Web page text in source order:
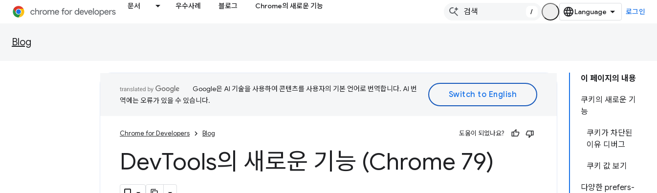
문서 우수사례 블로그 Chrome의 새로운 기능
/ 로그인
Blog
이 페이지의 내용
쿠키의 새로운 기
능
쿠키가 차단된
이유 디버그
쿠키 값 보기
다양한 prefers-
Google은 AI 기술을 사용하여 콘텐츠를 사용자의 기본 언어로 번역합니다. AI 번
역에는 오류가 있을 수 있습니다.
Chrome for Developers Blog 도움이 되었나요?
DevTools의 새로운 기능 (Chrome 79)